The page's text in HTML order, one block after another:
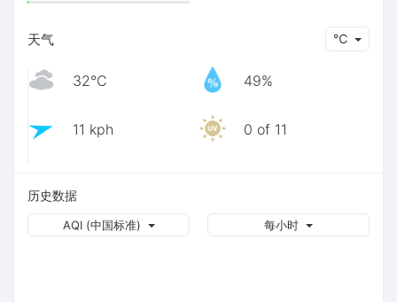
天气 ℃
32℃ 49%
11 kph 0 of 11
历史数据
每小时
AQI (中国标准)